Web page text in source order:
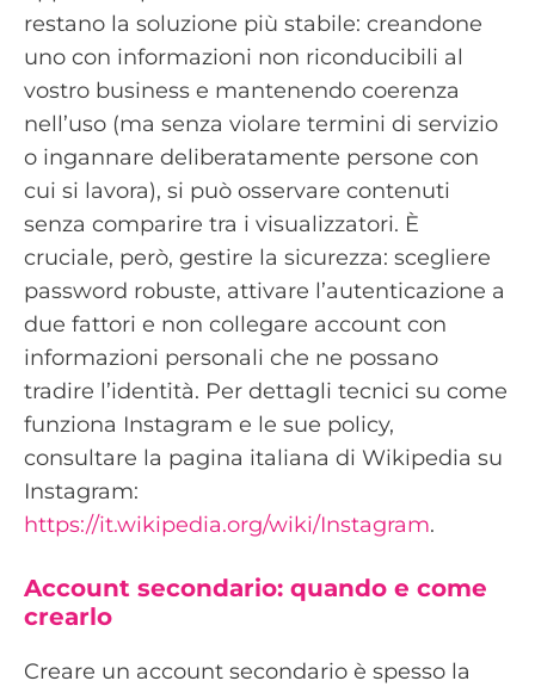
restano la soluzione più stabile: creandone
uno con informazioni non riconducibili al
vostro business e mantenendo coerenza
nell’uso (ma senza violare termini di servizio
o ingannare deliberatamente persone con
cui si lavora), si può osservare contenuti
senza comparire tra i visualizzatori. È
cruciale, però, gestire la sicurezza: scegliere
password robuste, attivare l’autenticazione a
due fattori e non collegare account con
informazioni personali che ne possano
tradire l’identità. Per dettagli tecnici su come
funziona Instagram e le sue policy,
consultare la pagina italiana di Wikipedia su
Instagram:
https://it.wikipedia.org/wiki/Instagram.
Account secondario: quando e come
crearlo
Creare un account secondario è spesso la